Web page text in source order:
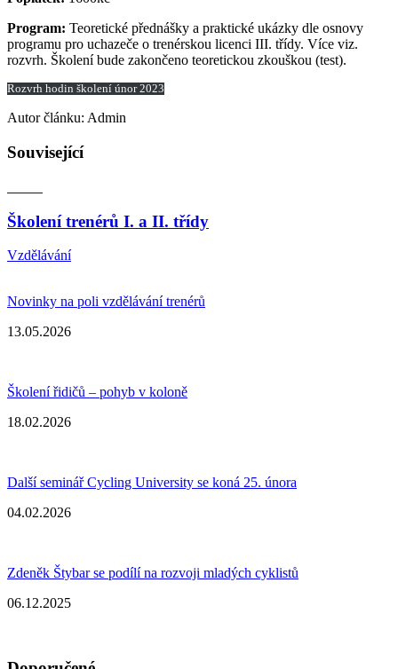
Program: Teoretické přednášky a praktické ukázky dle osnovy
programu pro uchazeče o trenérskou licenci III. třídy. Více viz.
rozvrh. Školení bude zakončeno teoretickou zkouškou (test).
Rozvrh hodin školení únor 2023
Autor článku: Admin
Související
Školení trenérů I. a II. třídy
Vzdělávání
Novinky na poli vzdělávání trenérů
13.05.2026
Školení řidičů – pohyb v koloně
18.02.2026
Další seminář Cycling University se koná 25. února
04.02.2026
Zdeněk Štybar se podílí na rozvoji mladých cyklistů
06.12.2025